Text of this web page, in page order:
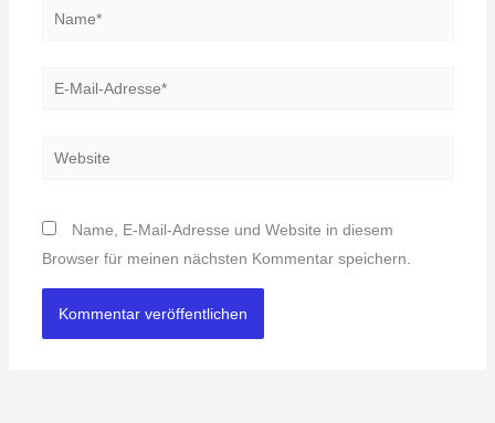
Name*
E-
Website
Name, E-Mail-Adresse und Website in diesem
Browser für meinen nächsten Kommentar speichern.